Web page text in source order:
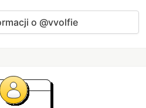
o @vvolfie